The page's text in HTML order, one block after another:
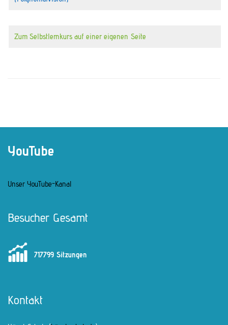
Zum Selbstlernkurs auf einer eigenen Seite
YouTube
Unser YouTube-Kanal
Besucher Gesamt
717799 Sitzungen
Kontakt